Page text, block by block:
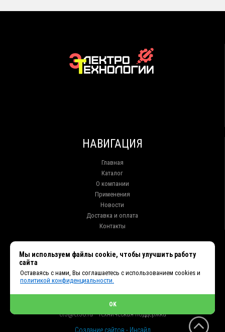
НАВИГАЦИЯ
Главная
Каталог
О компании
Применения
Новости
Доставка и оплата
Контакты
+7 (914) 010-76-83, 8 (3952) 93-27-93 - Отдел продаж
+7 (950) 075-85-99 - Техническая поддержка
et2@et38.ru - Отдел продаж
et3@et38.ru - Техническая поддержка
Создание сайтов - Инсайд
Мы используем файлы cookie, чтобы улучшить работу
сайта
Оставаясь с нами, Вы соглашаетесь с использованием cookies и
политикой конфиденциальности.
OK